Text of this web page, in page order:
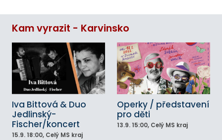
Kam vyrazit - Karvinsko
Iva Bittová & Duo
Jedlinský-
Fischer/koncert
15.9. 18:00, Celý MS kraj
Operky / představení
pro děti
13.9. 15:00, Celý MS kraj